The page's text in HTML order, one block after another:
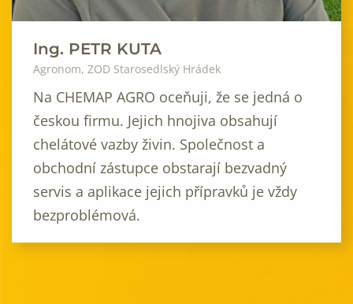
Ing. PETR KUTA
Agronom, ZOD Starosedlský Hrádek
Na CHEMAP AGRO oceňuji, že se jedná o
českou firmu. Jejich hnojiva obsahují
chelátové vazby živin. Společnost a
obchodní zástupce obstarají bezvadný
servis a aplikace jejich přípravků je vždy
bezproblémová.